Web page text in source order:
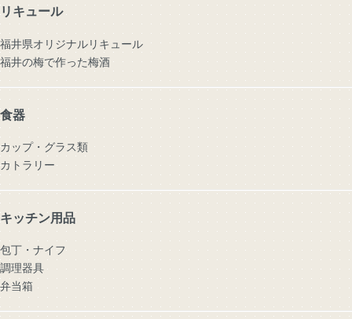
リキュール
福井県オリジナルリキュール
福井の梅で作った梅酒
食器
カップ・グラス類
カトラリー
キッチン用品
包丁・ナイフ
調理器具
弁当箱